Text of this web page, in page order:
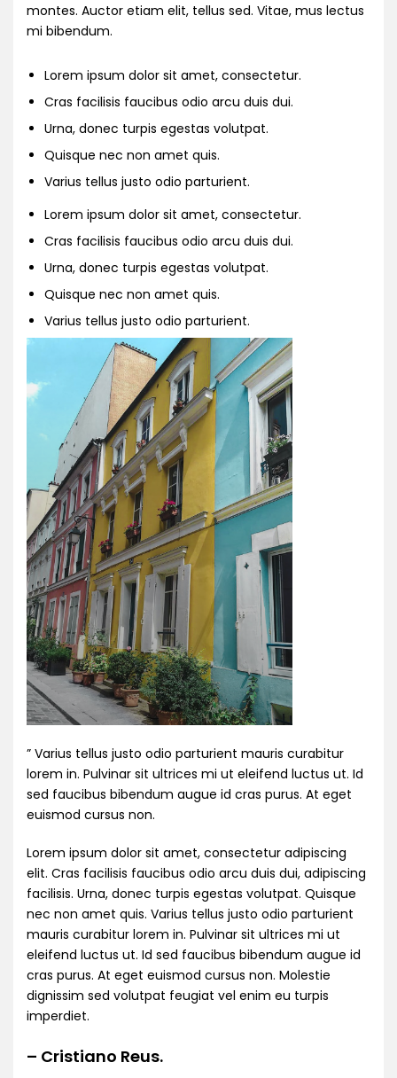
montes. Auctor etiam elit, tellus sed. Vitae, mus lectus
mi bibendum.
Lorem ipsum dolor sit amet, consectetur.
Cras facilisis faucibus odio arcu duis dui.
Urna, donec turpis egestas volutpat.
Quisque nec non amet quis.
Varius tellus justo odio parturient.
Lorem ipsum dolor sit amet, consectetur.
Cras facilisis faucibus odio arcu duis dui.
Urna, donec turpis egestas volutpat.
Quisque nec non amet quis.
Varius tellus justo odio parturient.
” Varius tellus justo odio parturient mauris curabitur
lorem in. Pulvinar sit ultrices mi ut eleifend luctus ut. Id
sed faucibus bibendum augue id cras purus. At eget
euismod cursus non.
Lorem ipsum dolor sit amet, consectetur adipiscing
elit. Cras facilisis faucibus odio arcu duis dui, adipiscing
facilisis. Urna, donec turpis egestas volutpat. Quisque
nec non amet quis. Varius tellus justo odio parturient
mauris curabitur lorem in. Pulvinar sit ultrices mi ut
eleifend luctus ut. Id sed faucibus bibendum augue id
cras purus. At eget euismod cursus non. Molestie
dignissim sed volutpat feugiat vel enim eu turpis
imperdiet.
– Cristiano Reus.